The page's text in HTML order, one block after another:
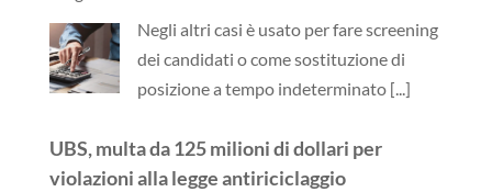
Negli altri casi è usato per fare screening
dei candidati o come sostituzione di
posizione a tempo indeterminato [...]
UBS, multa da 125 milioni di dollari per
violazioni alla legge antiriciclaggio